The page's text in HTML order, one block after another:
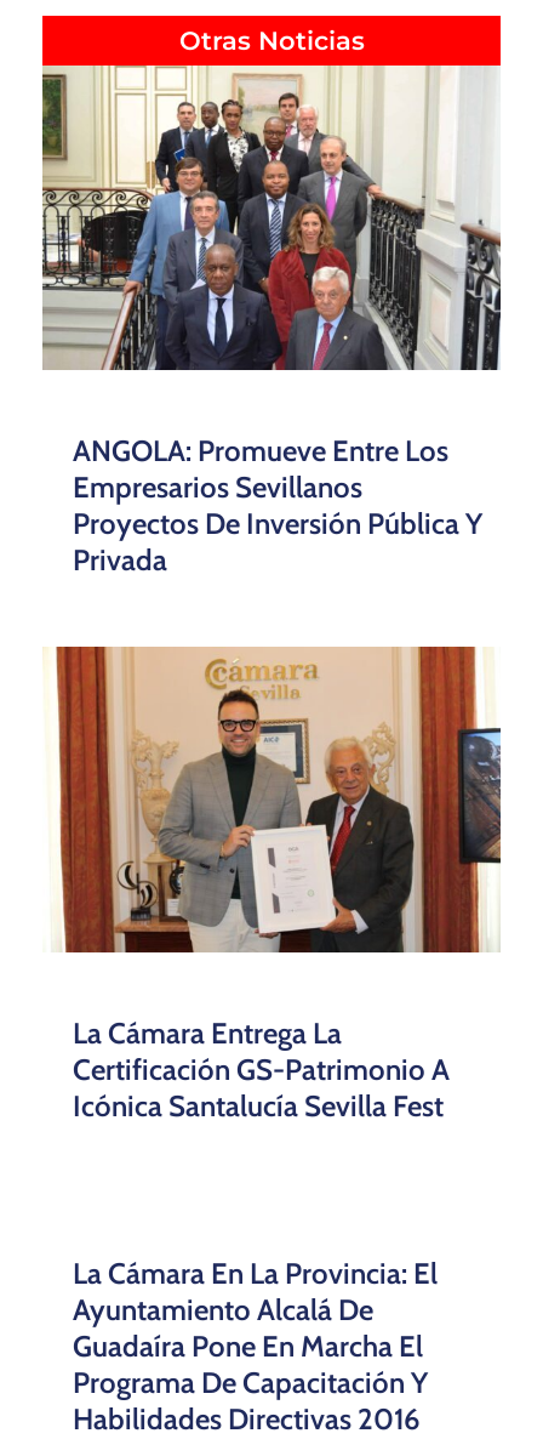
Otras Noticias
ANGOLA: Promueve Entre Los
Empresarios Sevillanos
Proyectos De Inversión Pública Y
Privada
La Cámara Entrega La
Certificación GS-Patrimonio A
Icónica Santalucía Sevilla Fest
La Cámara En La Provincia: El
Ayuntamiento Alcalá De
Guadaíra Pone En Marcha El
Programa De Capacitación Y
Habilidades Directivas 2016